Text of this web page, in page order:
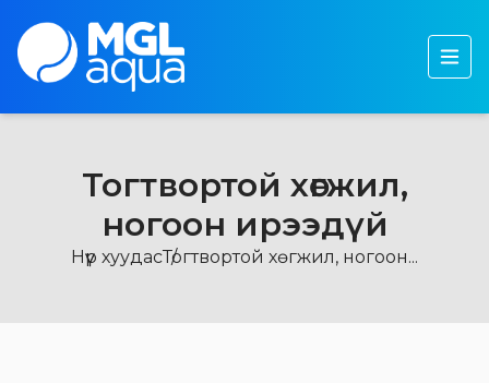
Тогтвортой хөгжил,
ногоон ирээдүй
Нүүр хуудасТогтвортой хөгжил, ногоон...
Хөрөнгө оруулагчдад
Мэдээ, мэдээлэл